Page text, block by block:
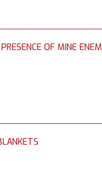
OF MINE